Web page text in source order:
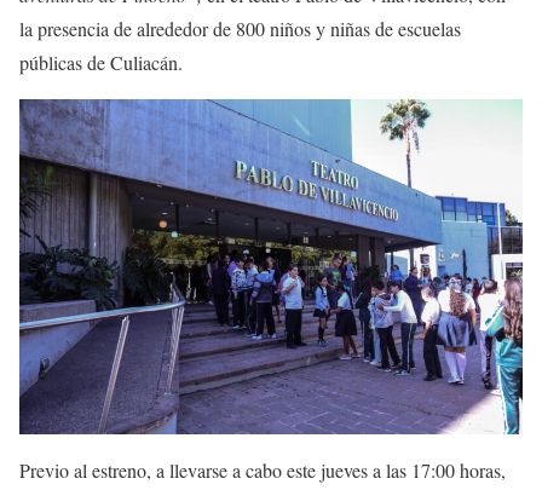
la presencia de alrededor de 800 niños y niñas de escuelas
públicas de Culiacán.
Previo al estreno, a llevarse a cabo este jueves a las 17:00 horas,